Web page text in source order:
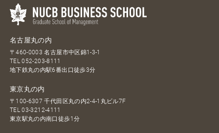
名古屋丸の内
〒460-0003 名古屋市中区錦1-3-1
TEL052-203-8111
地下鉄丸の内駅6番出口徒歩3分
東京丸の内
〒100-6307 千代田区丸の内2-4-1丸ビル7F
TEL03-3212-4111
東京駅丸の内南口徒歩1分